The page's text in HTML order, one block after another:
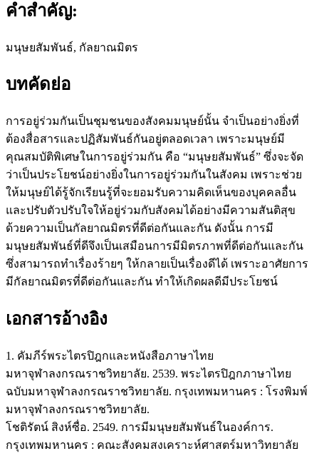
คำสำคัญ:
มนุษยสัมพันธ์, กัลยาณมิตร
บทคัดย่อ
การอยู่ร่วมกันเป็นชุมชนของสังคมมนุษย์นั้น จำเป็นอย่างยิ่งที่
ต้องสื่อสารและปฏิสัมพันธ์กันอยู่ตลอดเวลา เพราะมนุษย์มี
คุณสมบัติพิเศษในการอยู่ร่วมกัน คือ “มนุษยสัมพันธ์” ซึ่งจะจัด
ว่าเป็นประโยชน์อย่างยิ่งในการอยู่ร่วมกันในสังคม เพราะช่วย
ให้มนุษย์ได้รู้จักเรียนรู้ที่จะยอมรับความคิดเห็นของบุคคลอื่น
และปรับตัวปรับใจให้อยู่ร่วมกับสังคมได้อย่างมีความสันติสุข
ด้วยความเป็นกัลยาณมิตรที่ดีต่อกันและกัน ดังนั้น การมี
มนุษยสัมพันธ์ที่ดีจึงเป็นเสมือนการมีมิตรภาพที่ดีต่อกันและกัน
ซึ่งสามารถทำเรื่องร้ายๆ ให้กลายเป็นเรื่องดีได้ เพราะอาศัยการ
มีกัลยาณมิตรที่ดีต่อกันและกัน ทำให้เกิดผลดีมีประโยชน์
เอกสารอ้างอิง
1. คัมภีร์พระไตรปิฎกและหนังสือภาษาไทย
มหาจุฬาลงกรณราชวิทยาลัย. 2539. พระไตรปิฎกภาษาไทย
ฉบับมหาจุฬาลงกรณราชวิทยาลัย. กรุงเทพมหานคร : โรงพิมพ์
มหาจุฬาลงกรณราชวิทยาลัย.
โชติรัตน์ สิงห์ซื่อ. 2549. การมีมนุษยสัมพันธ์ในองค์การ.
กรุงเทพมหานคร : คณะสังคมสงเคราะห์ศาสตร์มหาวิทยาลัย